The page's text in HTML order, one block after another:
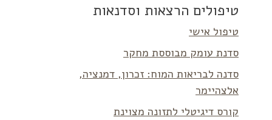
טיפולים הרצאות וסדנאות
טיפול אישי
סדנת עומק מבוססת מחקר
סדנה לבריאות המוח: זכרון, דמנציה,
אלצהיימר
קורס דיגיטלי לתזונה מצוינת